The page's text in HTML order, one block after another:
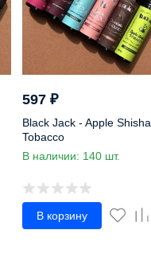
597 ₽
Black Jack - Apple Shisha
Tobacco
В наличии: 140 шт.
В корзину